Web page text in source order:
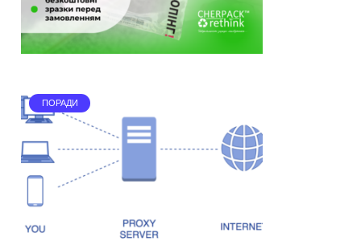
ПОРАДИ